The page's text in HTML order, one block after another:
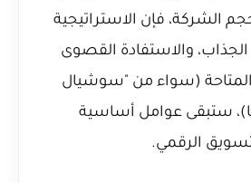
الشركة، فإن الاستراتيجية
الجذاب، والاستفادة القصوى
المتاحة (سواء من "سوشيال
ستبقى عوامل أساسية
الرقمي.